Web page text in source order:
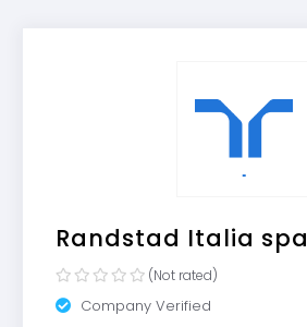
Randstad Italia spa
(Not rated)
Company Verified